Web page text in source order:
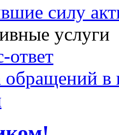
силу
услуги
ответ
обращений в